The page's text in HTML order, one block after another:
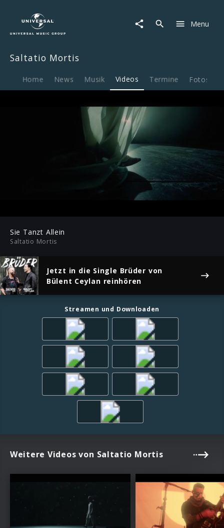
Video
Sie
Menu
Saltatio Mortis
Home News Musik Videos Termine Fotos
Play Mute
Play
Sie Tanzt Allein
Saltatio Mortis
Jetzt in die Single Brüder von
Bülent Ceylan reinhören
Streamen und Downloaden
Weitere Videos von Saltatio Mortis